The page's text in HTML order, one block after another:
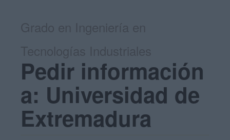
Pedir información
a: Universidad de
Extremadura